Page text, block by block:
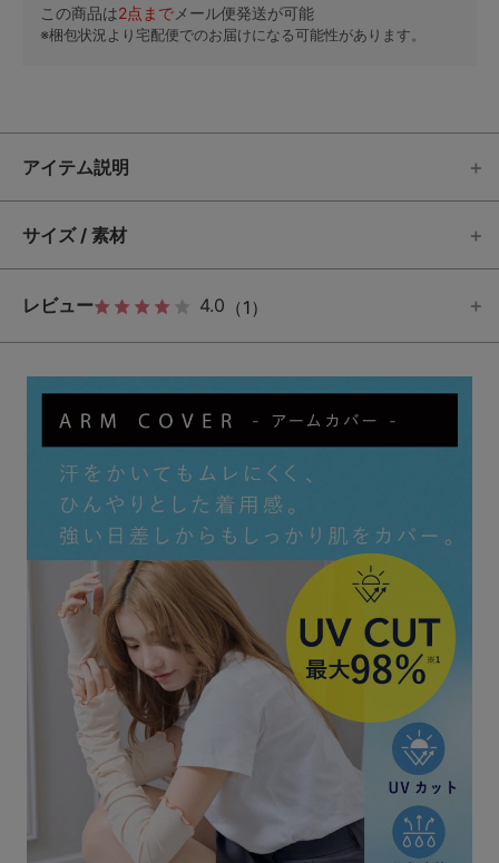
この商品は2点まで メール便発送が可能
※梱包状況より宅配便でのお届けになる可能性があります。
アイテム説明
サイズ / 素材
レビュー 4.0 （1）